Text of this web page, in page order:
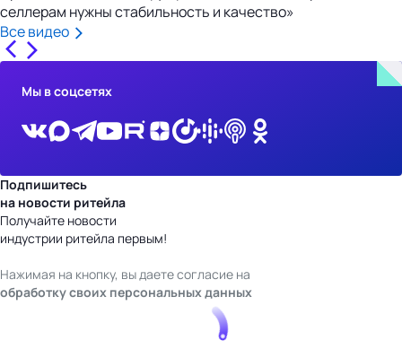
селлерам нужны стабильность и качество»
Все видео
Мы в соцсетях
Подпишитесь
на новости ритейла
Получайте новости
индустрии ритейла первым!
Нажимая на кнопку, вы даете согласие на
обработку своих персональных данных